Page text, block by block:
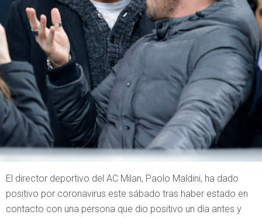
El director deportivo del AC Milan, Paolo Maldini, ha dado
positivo por coronavirus este sábado tras haber estado en
contacto con una persona que dio positivo un día antes y